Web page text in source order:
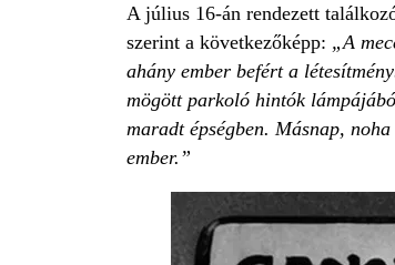
A július 16-án rendezett
szerint a következőképp: „A
ahány ember befért a
mögött parkoló hintók
maradt épségben. Másnap,
ember.”